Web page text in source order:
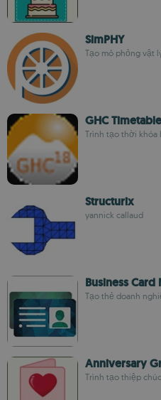
SimPHY
Tạo mô phỏng vật
GHC
Trình tạo thời khóa
Structurix
yannick callaud
Business
Tạo thẻ doanh
Anniversary
Trình tạo thiệp